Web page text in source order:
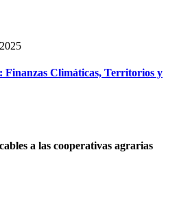
Climáticas, Territorios y
a las cooperativas agrarias